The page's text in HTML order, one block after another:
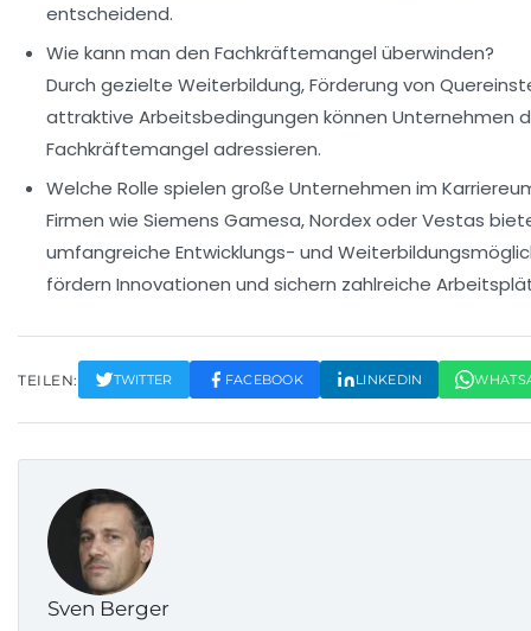
entscheidend.
Wie kann man den Fachkräftemangel überwinden?
Durch gezielte Weiterbildung, Förderung von
attraktive Arbeitsbedingungen können Unternehmen
Fachkräftemangel adressieren.
Welche Rolle spielen große Unternehmen im
Firmen wie Siemens Gamesa, Nordex oder Vestas
umfangreiche Entwicklungs- und
fördern Innovationen und sichern zahlreiche
TEILEN: TWITTER FACEBOOK LINKEDIN
Sven Berger